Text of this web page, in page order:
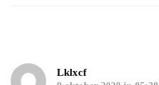
Lklxcf